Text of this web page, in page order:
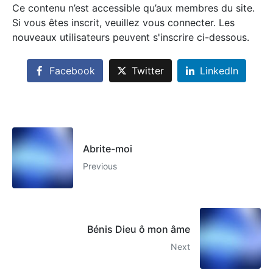
Ce contenu n’est accessible qu’aux membres du site.
Si vous êtes inscrit, veuillez vous connecter. Les
nouveaux utilisateurs peuvent s'inscrire ci-dessous.
Facebook Twitter LinkedIn
Abrite-moi
Previous
Bénis Dieu ô mon âme
Next